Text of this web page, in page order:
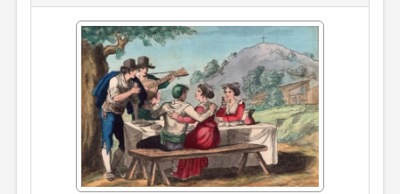
ПРАВИЛА САЙТА
ОТДЕЛЫ И РУБРИКИ
ИЗБРАННОЕ
ДАЙДЖЕСТ
ПРОИЗВЕДЕНИЯ